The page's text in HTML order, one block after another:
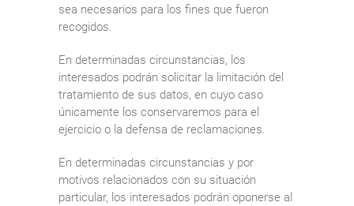
sea necesarios para los fines que fueron
recogidos.
En determinadas circunstancias, los
interesados podrán solicitar la limitación del
tratamiento de sus datos, en cuyo caso
únicamente los conservaremos para el
ejercicio o la defensa de reclamaciones.
En determinadas circunstancias y por
motivos relacionados con su situación
particular, los interesados podrán oponerse al